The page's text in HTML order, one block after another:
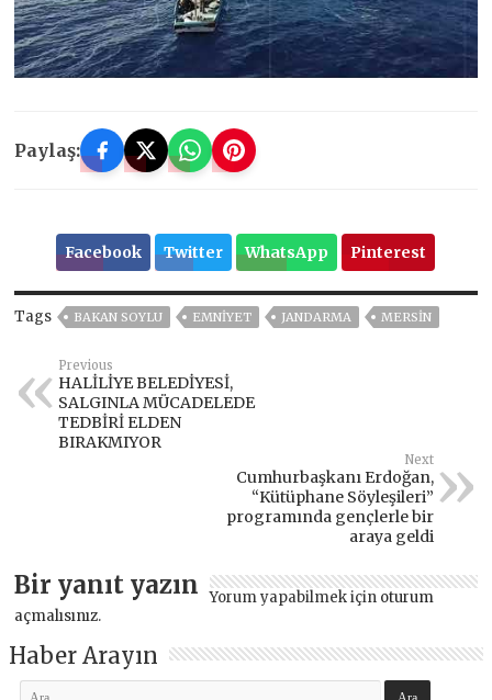
Paylaş:
Facebook Twitter WhatsApp Pinterest
Tags BAKAN SOYLU EMNİYET JANDARMA MERSİN
Previous
HALİLİYE BELEDİYESİ,
SALGINLA MÜCADELEDE
TEDBİRİ ELDEN
BIRAKMIYOR
Next
Cumhurbaşkanı Erdoğan,
“Kütüphane Söyleşileri”
programında gençlerle bir
araya geldi
Bir yanıt yazın Yorum yapabilmek için oturum
açmalısınız.
Haber Arayın